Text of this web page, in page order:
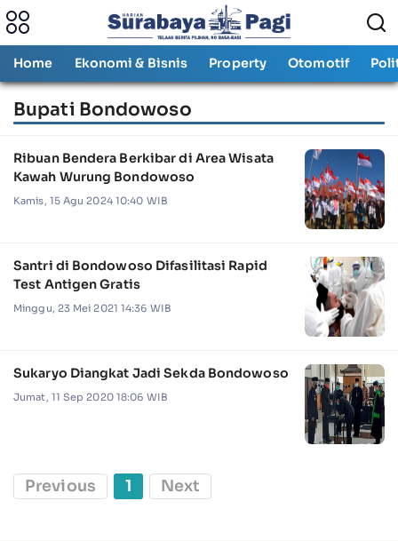
Home Ekonomi & Bisnis Property Otomotif
Bupati Bondowoso
Ribuan Bendera Berkibar di Area Wisata
Kawah Wurung Bondowoso
Kamis, 15 Agu 2024 10:40 WIB
Santri di Bondowoso Difasilitasi Rapid
Test Antigen Gratis
Minggu, 23 Mei 2021 14:36 WIB
Sukaryo Diangkat Jadi Sekda Bondowoso
Jumat, 11 Sep 2020 18:06 WIB
Previous 1 Next